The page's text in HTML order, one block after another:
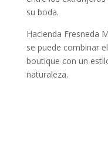
su boda.
Hacienda Fresneda
se puede combinar
boutique con un
naturaleza.